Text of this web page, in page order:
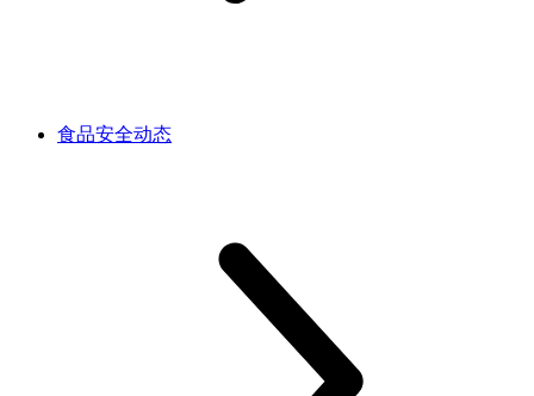
食品安全动态